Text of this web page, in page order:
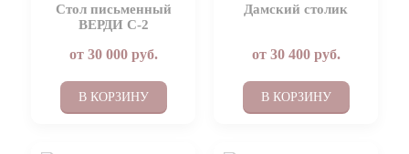
Стол письменный
ВЕРДИ С-2
от 30 000руб.
В КОРЗИНУ
Дамский столик
от 30 400руб.
В КОРЗИНУ